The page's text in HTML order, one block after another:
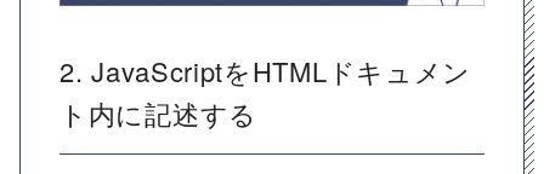
2. JavaScriptをHTMLドキュメン
ト内に記述する